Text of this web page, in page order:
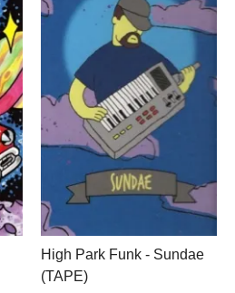
High Park Funk - Sundae
(TAPE)